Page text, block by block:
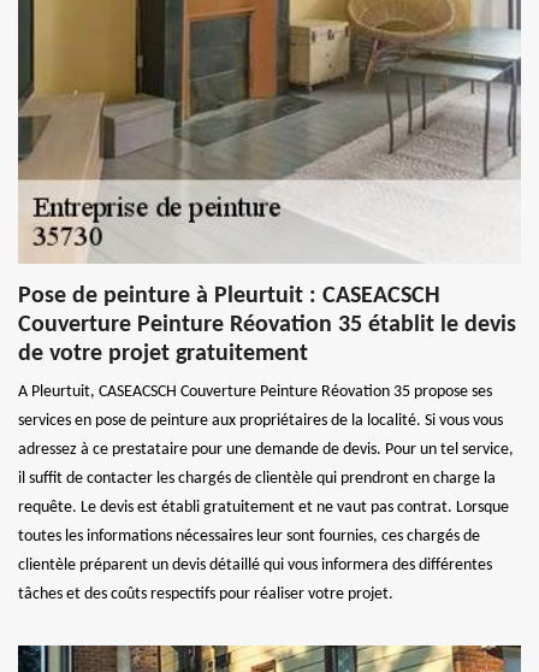
Pose de peinture à Pleurtuit : CASEACSCH
Couverture Peinture Réovation 35 établit le devis
de votre projet gratuitement
A Pleurtuit, CASEACSCH Couverture Peinture Réovation 35 propose ses
services en pose de peinture aux propriétaires de la localité. Si vous vous
adressez à ce prestataire pour une demande de devis. Pour un tel service,
il suffit de contacter les chargés de clientèle qui prendront en charge la
requête. Le devis est établi gratuitement et ne vaut pas contrat. Lorsque
toutes les informations nécessaires leur sont fournies, ces chargés de
clientèle préparent un devis détaillé qui vous informera des différentes
tâches et des coûts respectifs pour réaliser votre projet.